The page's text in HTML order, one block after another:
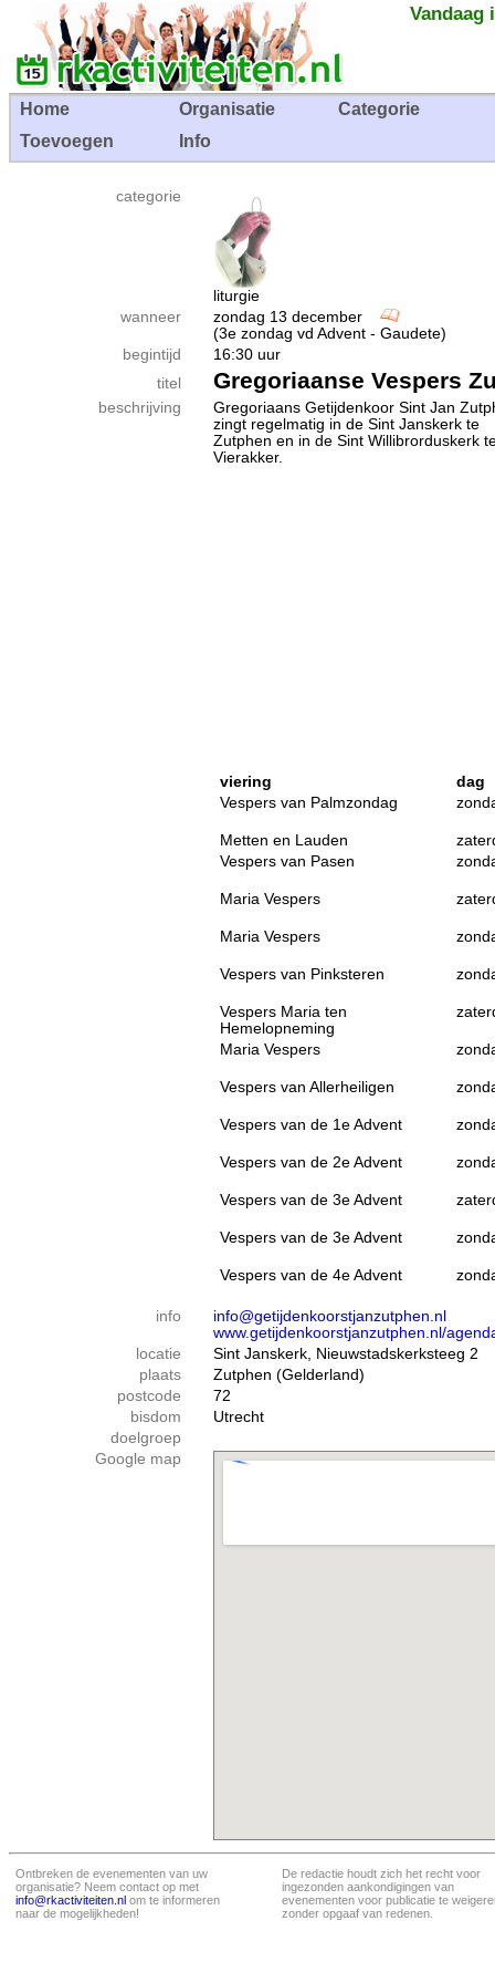
Vandaag
Home Organisatie
Categorie
Toevoegen
Info
categorie
liturgie
wanneer
zondag 13 december
(3e zondag vd Advent - Gaudete)
begintijd
16:30 uur
titel
Gregoriaanse Vespers
beschrijving
Gregoriaans Getijdenkoor Sint Jan
zingt regelmatig in de Sint Janskerk te
Zutphen en in de Sint Willibrorduskerk
Vierakker.
viering
dag
Vespers van Palmzondag
Metten en Lauden
Vespers van Pasen
Maria Vespers
Maria Vespers
Vespers van Pinksteren
Vespers Maria ten
Hemelopneming
Maria Vespers
Vespers van Allerheiligen
Vespers van de 1e Advent
Vespers van de 2e Advent
Vespers van de 3e Advent
Vespers van de 3e Advent
Vespers van de 4e Advent
info
info@getijdenkoorstjanzutphen.nl
www.getijdenkoorstjanzutphen.nl/
locatie
Sint Janskerk, Nieuwstadskerksteeg 2
plaats
Zutphen (Gelderland)
postcode
72
bisdom
Utrecht
doelgroep
Google map
Ontbreken de evenementen van uw
organisatie? Neem contact op met
info@rkactiviteiten.nl om te informeren
naar de mogelijkheden!
De redactie houdt zich het recht voor
ingezonden aankondigingen van
evenementen voor publicatie te
zonder opgaaf van redenen.